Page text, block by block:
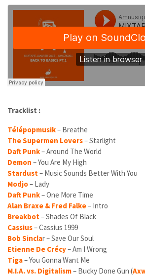
Tracklist :
Télépopmusik– Breathe
The Supermen Lovers– Starlight
Daft Punk– Around The World
Demon – You Are My High
Stardust– Music Sounds Better With You
Modjo– Lady
Daft Punk– One More Time
Alan Braxe & Fred Falke– Intro
Breakbot– Shades Of Black
Cassius– Cassius 1999
Bob Sinclar – Save Our Soul
Etienne De Crécy– Am I Wrong
Tiga– You Gonna Want Me
M.I.A. vs. Digitalism– Bucky Done Gun (